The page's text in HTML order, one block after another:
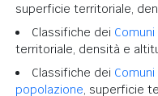
superficie territoriale,
Classifiche dei
territoriale, densità e
Classifiche dei
popolazione, superficie